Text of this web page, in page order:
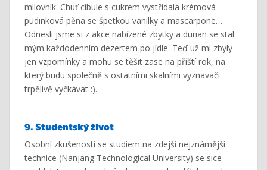
milovník. Chuť cibule s cukrem vystřídala krémová
pudinková pěna se špetkou vanilky a mascarpone…
Odnesli jsme si z akce nabízené zbytky a durian se stal
mým každodenním dezertem po jídle. Teď už mi zbyly
jen vzpomínky a mohu se těšit zase na příští rok, na
který budu společně s ostatními skalními vyznavači
trpělivě vyčkávat :).
9. Studentský život
Osobní zkušeností se studiem na zdejší nejznámější
technice (Nanjang Technological University) se sice